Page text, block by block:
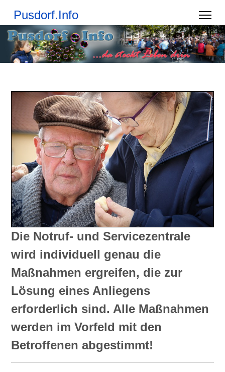
Pusdorf.Info
Die Notruf- und Servicezentrale
wird individuell genau die
Maßnahmen ergreifen, die zur
Lösung eines Anliegens
erforderlich sind. Alle Maßnahmen
werden im Vorfeld mit den
Betroffenen abgestimmt!